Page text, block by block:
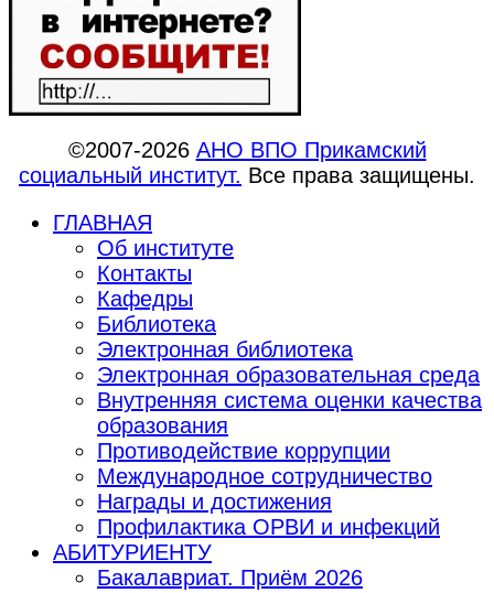
©2007-2026 АНО ВПО Прикамский
социальный институт. Все права защищены.
ГЛАВНАЯ
Об институте
Контакты
Кафедры
Библиотека
Электронная библиотека
Электронная образовательная среда
Внутренняя система оценки качества
образования
Противодействие коррупции
Международное сотрудничество
Награды и достижения
Профилактика ОРВИ и инфекций
АБИТУРИЕНТУ
Бакалавриат. Приём 2026